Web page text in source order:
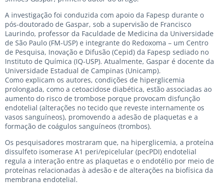
A investigação foi conduzida com apoio da Fapesp durante o
pós-doutorado de Gaspar, sob a supervisão de Francisco
Laurindo, professor da Faculdade de Medicina da Universidade
de São Paulo (FM-USP) e integrante do Redoxoma – um Centro
de Pesquisa, Inovação e Difusão (Cepid) da Fapesp sediado no
Instituto de Química (IQ-USP). Atualmente, Gaspar é docente da
Universidade Estadual de Campinas (Unicamp).
Como explicam os autores, condições de hiperglicemia
prolongada, como a cetoacidose diabética, estão associadas ao
aumento do risco de trombose porque provocam disfunção
endotelial (alterações no tecido que reveste internamente os
vasos sanguíneos), promovendo a adesão de plaquetas e a
formação de coágulos sanguíneos (trombos).
Os pesquisadores mostraram que, na hiperglicemia, a proteína
dissulfeto isomerase A1 peri/epicelular (pecPDI) endotelial
regula a interação entre as plaquetas e o endotélio por meio de
proteínas relacionadas à adesão e de alterações na biofísica da
membrana endotelial.